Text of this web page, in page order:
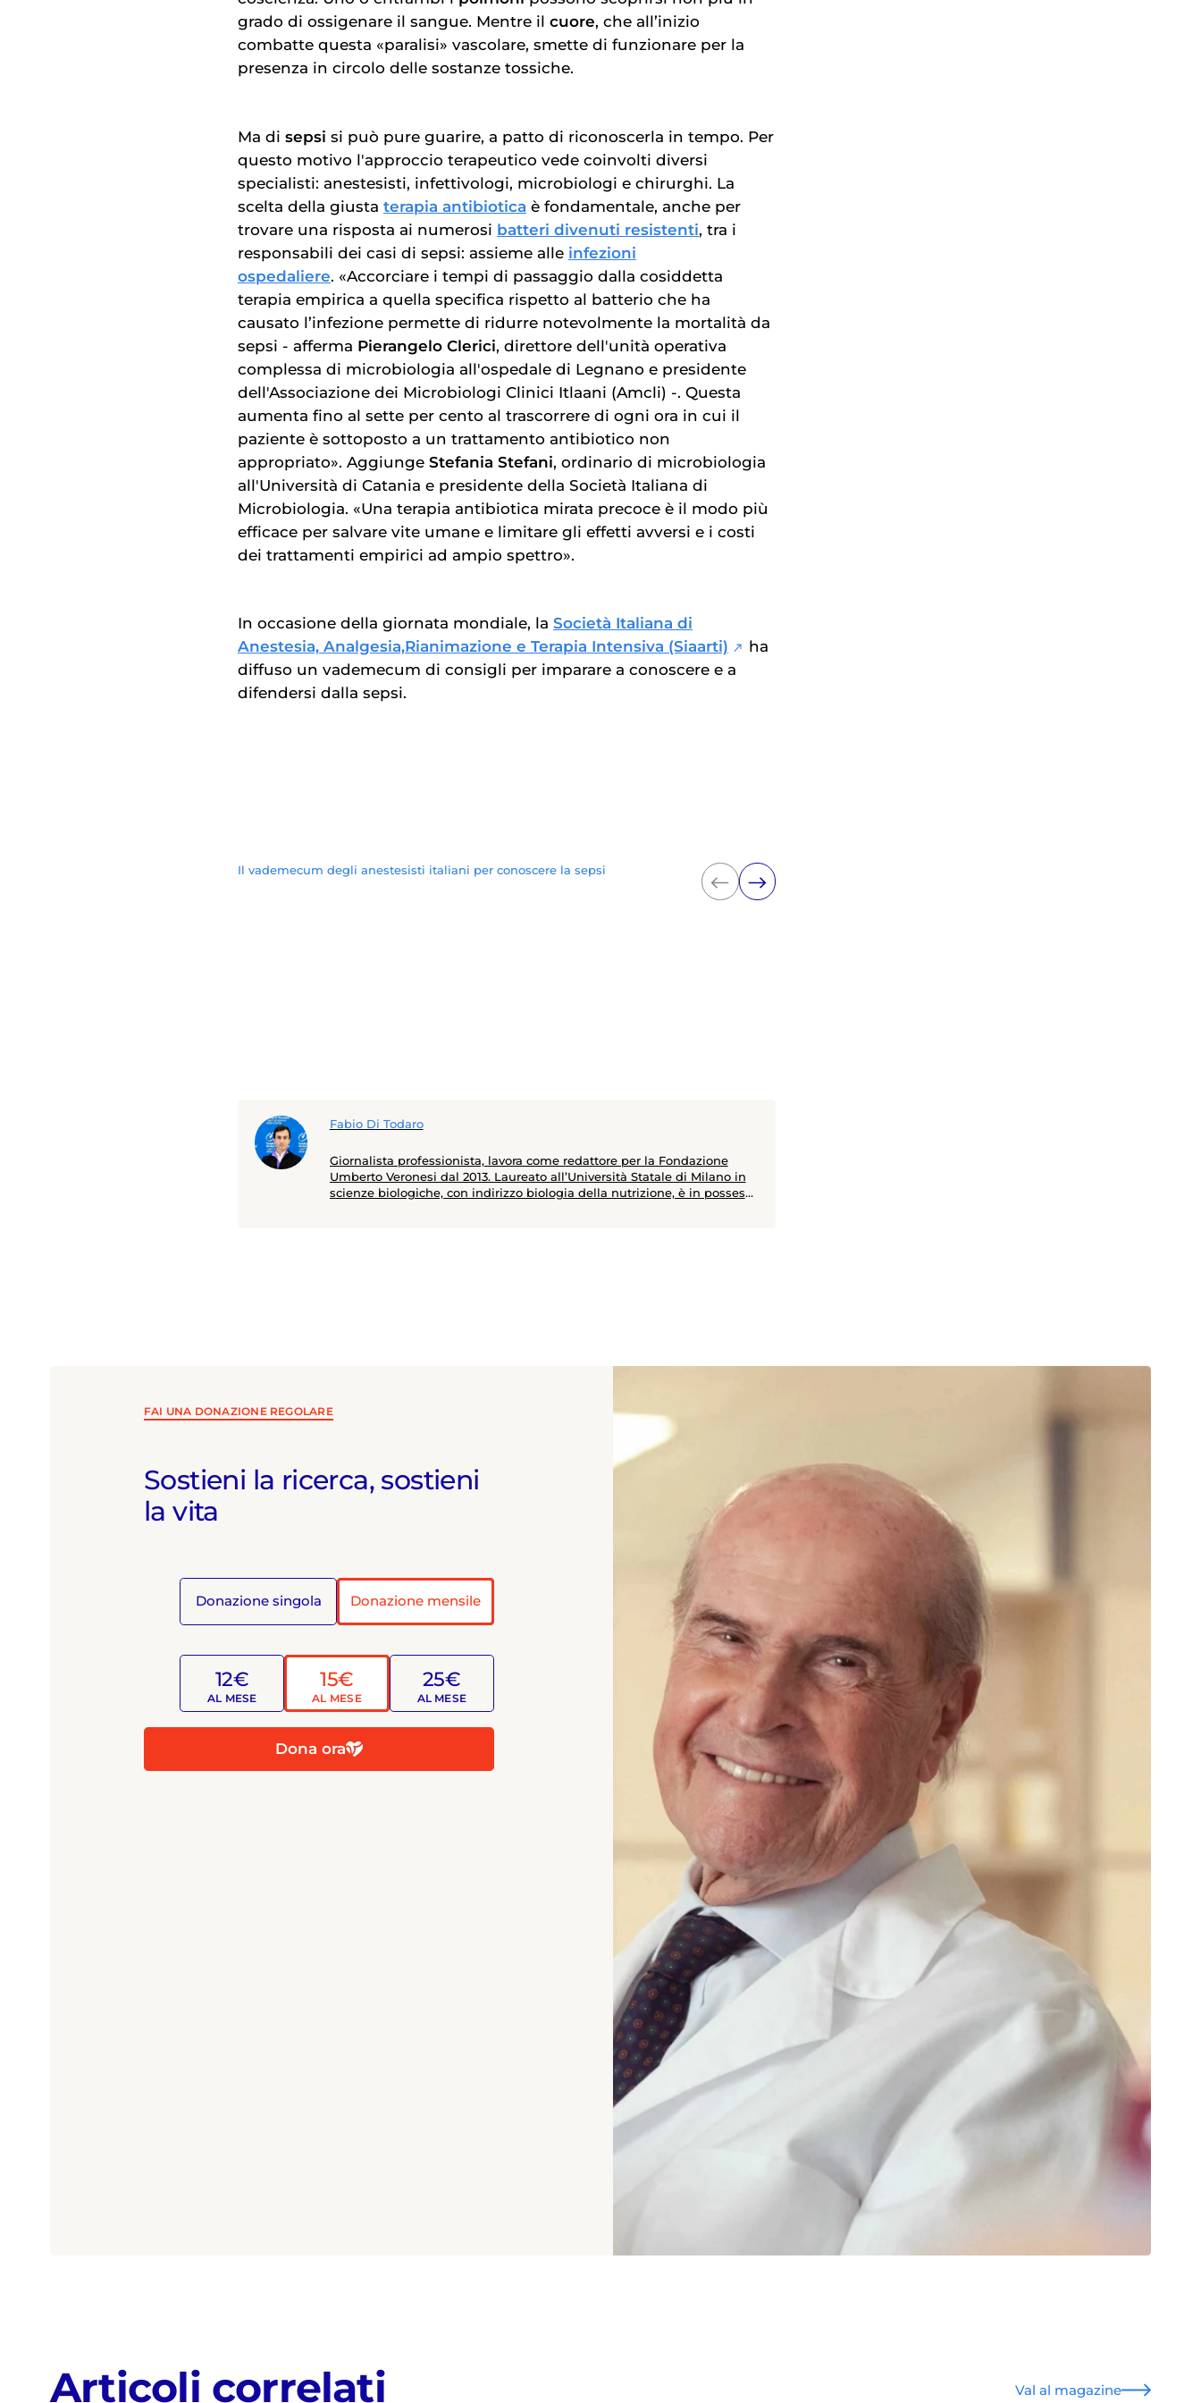
grado di ossigenare il sangue. Mentre il cuore, che all’inizio
combatte questa «paralisi» vascolare, smette di funzionare per la
presenza in circolo delle sostanze tossiche.
Ma di sepsi si può pure guarire, a patto di riconoscerla in tempo. Per
questo motivo l'approccio terapeutico vede coinvolti diversi
specialisti: anestesisti, infettivologi, microbiologi e chirurghi. La
scelta della giusta terapia antibiotica è fondamentale, anche per
trovare una risposta ai numerosi batteri divenuti resistenti, tra i
responsabili dei casi di sepsi: assieme alle infezioni
ospedaliere. «Accorciare i tempi di passaggio dalla cosiddetta
terapia empirica a quella specifica rispetto al batterio che ha
causato l’infezione permette di ridurre notevolmente la mortalità da
sepsi - afferma Pierangelo Clerici, direttore dell'unità operativa
complessa di microbiologia all'ospedale di Legnano e presidente
dell'Associazione dei Microbiologi Clinici Itlaani (Amcli) -. Questa
aumenta fino al sette per cento al trascorrere di ogni ora in cui il
paziente è sottoposto a un trattamento antibiotico non
appropriato». Aggiunge Stefania Stefani, ordinario di microbiologia
all'Università di Catania e presidente della Società Italiana di
Microbiologia. «Una terapia antibiotica mirata precoce è il modo più
efficace per salvare vite umane e limitare gli effetti avversi e i costi
dei trattamenti empirici ad ampio spettro».
In occasione della giornata mondiale, la Società Italiana di
Anestesia, Analgesia,Rianimazione e Terapia Intensiva (Siaarti)
ha
diffuso un vademecum di consigli per imparare a conoscere e a
difendersi dalla sepsi.
Il vademecum degli anestesisti italiani per conoscere la sepsi
Fabio Di Todaro
Giornalista professionista, lavora come redattore per la Fondazione
Umberto Veronesi dal 2013. Laureato all’Università Statale di Milano in
scienze biologiche, con indirizzo biologia della nutrizione, è in possesso
FAI UNA DONAZIONE REGOLARE
Sostieni la ricerca, sostieni
la vita
Donazione singola Donazione mensile
12€
AL MESE
15€
AL MESE
25€
AL MESE
Dona ora
Articoli correlati Val al magazine